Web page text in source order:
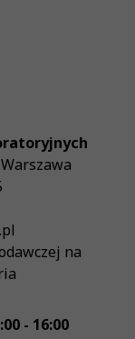
Warszawa
na
- 16:00